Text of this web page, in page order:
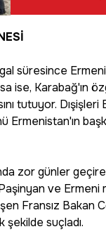
sayıda yaralı var
süresince
ise, Karabağ'ın
tutuyor.
Ermenistan'ın
zor günler
ve Ermeni
Fransız Bakan
şekilde suçladı.